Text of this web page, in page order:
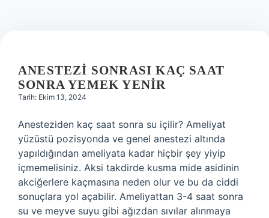
ANESTEZI SONRASI KAÇ SAAT
SONRA YEMEK YENIR
Tarih: Ekim 13, 2024
Anesteziden kaç saat sonra su içilir? Ameliyat
yüzüstü pozisyonda ve genel anestezi altında
yapıldığından ameliyata kadar hiçbir şey yiyip
içmemelisiniz. Aksi takdirde kusma mide asidinin
akciğerlere kaçmasına neden olur ve bu da ciddi
sonuçlara yol açabilir. Ameliyattan 3-4 saat sonra
su ve meyve suyu gibi ağızdan sıvılar alınmaya